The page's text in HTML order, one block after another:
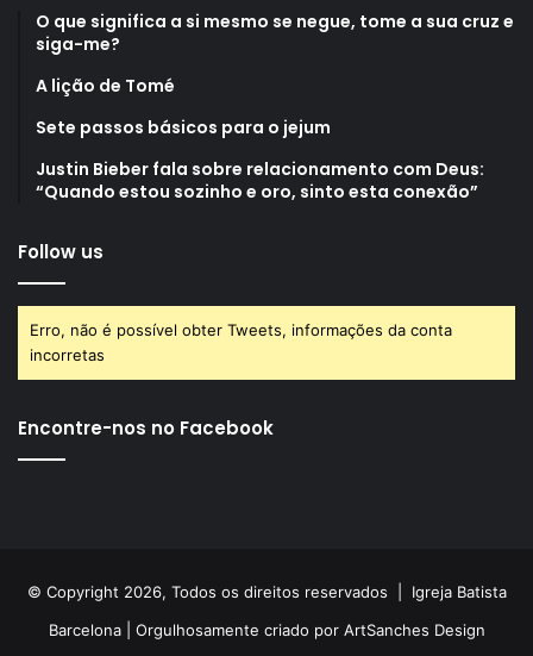
O que significa a si mesmo se negue, tome a sua cruz e
siga-me?
A lição de Tomé
Sete passos básicos para o jejum
Justin Bieber fala sobre relacionamento com Deus:
“Quando estou sozinho e oro, sinto esta conexão”
Follow us
Erro, não é possível obter Tweets, informações da conta
incorretas
Encontre-nos no Facebook
© Copyright 2026, Todos os direitos reservados | Igreja Batista
Barcelona| Orgulhosamente criado por ArtSanches Design